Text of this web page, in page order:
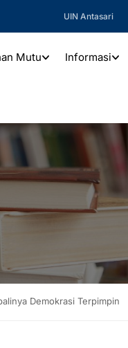
UIN Antasari
Mutu Informasi
Demokrasi Terpimpin